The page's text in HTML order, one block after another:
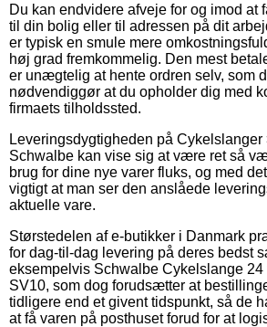
Du kan endvidere afveje for og imod at
til din bolig eller til adressen på dit
er typisk en smule mere
høj grad fremkommelig. Den mest
er unægtelig at hente ordren selv, som
nødvendiggør at du opholder dig med
firmaets tilholdssted.
Leveringsdygtigheden på
Schwalbe kan vise sig at være ret så
brug for dine nye varer fluks, og med
vigtigt at man ser den anslåede
aktuelle vare.
Størstedelen af e-butikker i Danmark
for dag-til-dag levering på deres bedst
eksempelvis Schwalbe Cykelslange 24
SV10, som dog forudsætter at
tidligere end et givent tidspunkt, så de
at få varen på posthuset forud for at